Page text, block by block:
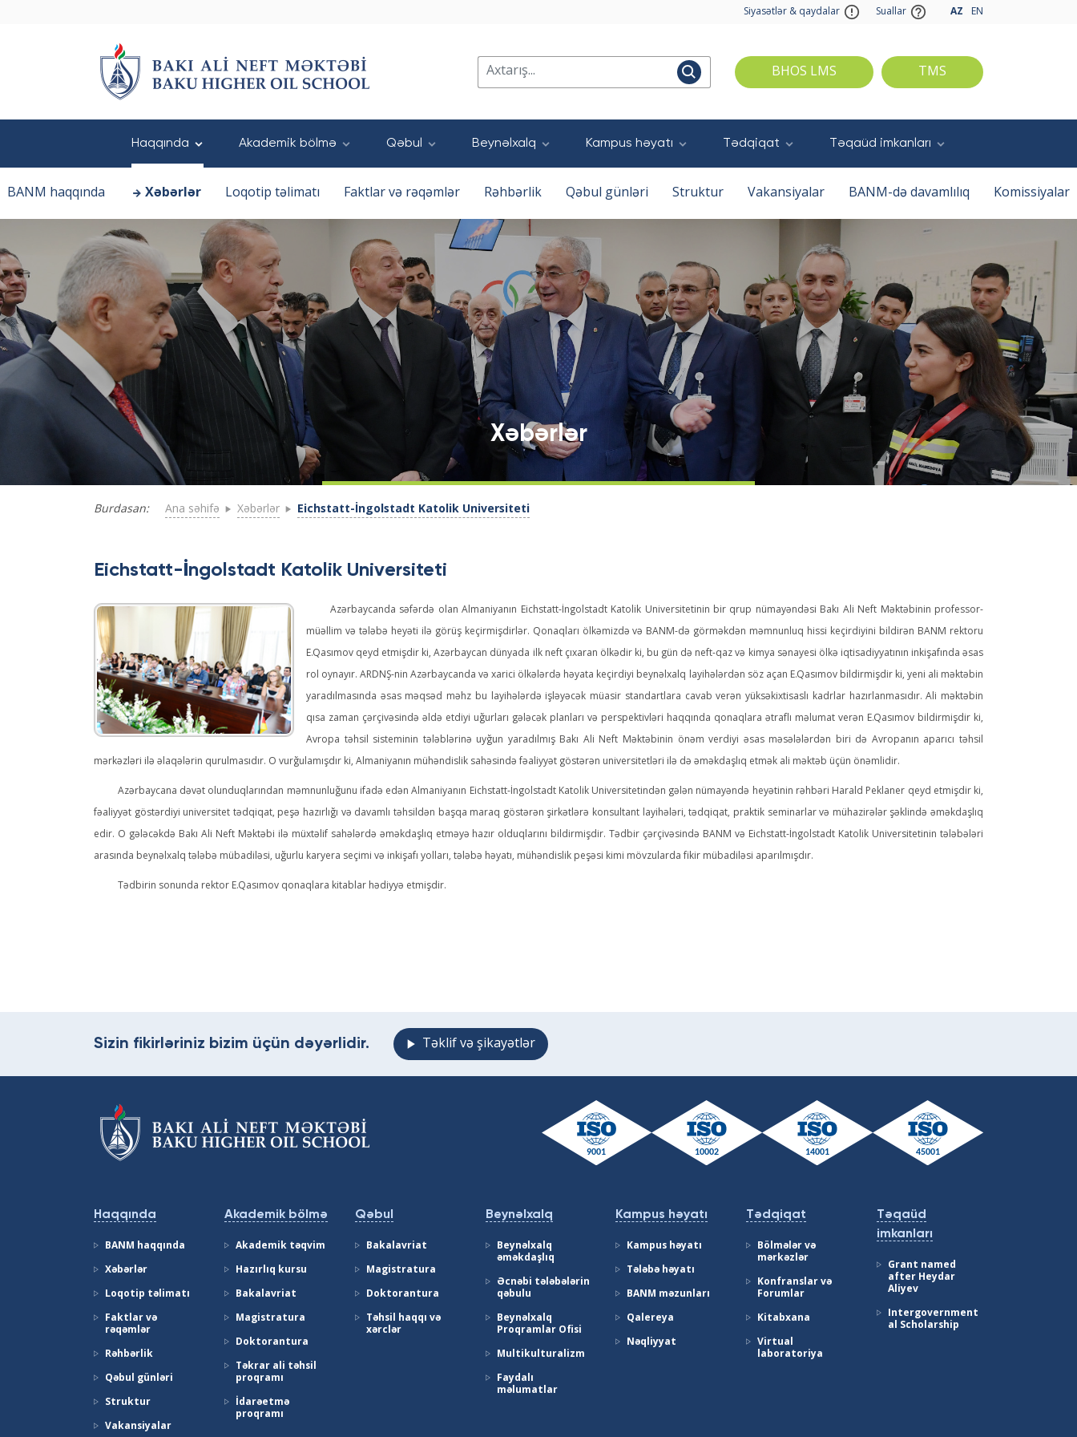
Siyasətlər & qaydalar Suallar AZ EN
BHOS LMS TMS
Haqqında
BANM haqqında Xəbərlər Loqotip təlimatı Faktlar və rəqəmlər Rəhbərlik Qəbul günləri Struktur Vakansiyalar BANM-də davamlılıq Komissiyalar
Akademik bölmə Qəbul Beynəlxalq Kampus həyatı Tədqiqat Təqaüd imkanları
Xəbərlər
Burdasan: Ana səhifə Xəbərlər Eichstatt-İngolstadt Katolik Universiteti
Eichstatt-İngolstadt Katolik Universiteti
Azərbaycanda səfərdə olan Almaniyanın Eichstatt-İngolstadt Katolik Universitetinin bir qrup nümayəndəsi Bakı Ali Neft Məktəbinin professor-
müəllim və tələbə heyəti ilə görüş keçirmişdirlər. Qonaqları ölkəmizdə və BANM-də görməkdən məmnunluq hissi keçirdiyini bildirən BANM rektoru
E.Qasımov qeyd etmişdir ki, Azərbaycan dünyada ilk neft çıxaran ölkədir ki, bu gün də neft-qaz və kimya sənayesi ölkə iqtisadiyyatının inkişafında əsas
rol oynayır. ARDNŞ-nin Azərbaycanda və xarici ölkələrdə həyata keçirdiyi beynəlxalq layihələrdən söz açan E.Qasımov bildirmişdir ki, yeni ali məktəbin
yaradılmasında əsas məqsəd məhz bu layihələrdə işləyəcək müasir standartlara cavab verən yüksəkixtisaslı kadrlar hazırlanmasıdır. Ali məktəbin
qısa zaman çərçivəsində əldə etdiyi uğurları gələcək planları və perspektivləri haqqında qonaqlara ətraflı məlumat verən E.Qasımov bildirmişdir ki,
Avropa təhsil sisteminin tələblərinə uyğun yaradılmış Bakı Ali Neft Məktəbinin önəm verdiyi əsas məsələlərdən biri də Avropanın aparıcı təhsil
mərkəzləri ilə əlaqələrin qurulmasıdır. O vurğulamışdır ki, Almaniyanın mühəndislik sahəsində fəaliyyət göstərən universitetləri ilə də əməkdaşlıq etmək ali məktəb üçün önəmlidir.
Azərbaycana dəvət olunduqlarından məmnunluğunu ifadə edən Almaniyanın Eichstatt-İngolstadt Katolik Universitetindən gələn nümayəndə heyətinin rəhbəri Harald Peklaner qeyd etmişdir ki,
fəaliyyət göstərdiyi universitet tədqiqat, peşə hazırlığı və davamlı təhsildən başqa maraq göstərən şirkətlərə konsultant layihələri, tədqiqat, praktik seminarlar və mühazirələr şəklində əməkdaşlıq
edir. O gələcəkdə Bakı Ali Neft Məktəbi ilə müxtəlif sahələrdə əməkdaşlıq etməyə hazır olduqlarını bildirmişdir. Tədbir çərçivəsində BANM və Eichstatt-İngolstadt Katolik Universitetinin tələbələri
arasında beynəlxalq tələbə mübadiləsi, uğurlu karyera seçimi və inkişafı yolları, tələbə həyatı, mühəndislik peşəsi kimi mövzularda fikir mübadiləsi aparılmışdır.
Tədbirin sonunda rektor E.Qasımov qonaqlara kitablar hədiyyə etmişdir.
Sizin fikirləriniz bizim üçün dəyərlidir. Təklif və şikayətlər
Haqqında
BANM haqqında
Xəbərlər
Loqotip təlimatı
Faktlar və
rəqəmlər
Rəhbərlik
Qəbul günləri
Struktur
Vakansiyalar
Akademik bölmə
Akademik təqvim
Hazırlıq kursu
Bakalavriat
Magistratura
Doktorantura
Təkrar ali təhsil
proqramı
İdarəetmə
proqramı
Qəbul
Bakalavriat
Magistratura
Doktorantura
Təhsil haqqı və
xərclər
Beynəlxalq
Beynəlxalq
əməkdaşlıq
Əcnəbi tələbələrin
qəbulu
Beynəlxalq
Proqramlar Ofisi
Multikulturalizm
Faydalı
məlumatlar
Kampus həyatı
Kampus həyatı
Tələbə həyatı
BANM məzunları
Qalereya
Nəqliyyat
Tədqiqat
Bölmələr və
mərkəzlər
Konfranslar və
Forumlar
Kitabxana
Virtual
laboratoriya
Təqaüd
imkanları
Grant named
after Heydar
Aliyev
Intergovernment
al Scholarship